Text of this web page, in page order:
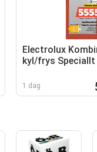
Electrolux
kyl/frys Speciallt
1 dag